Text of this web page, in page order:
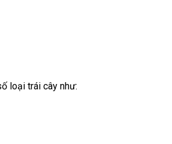
loại trái cây như: